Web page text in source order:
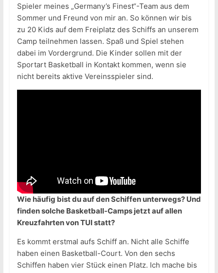
Spieler meines „Germany’s Finest“-Team aus dem
Sommer und Freund von mir an. So können wir bis
zu 20 Kids auf dem Freiplatz des Schiffs an unserem
Camp teilnehmen lassen. Spaß und Spiel stehen
dabei im Vordergrund. Die Kinder sollen mit der
Sportart Basketball in Kontakt kommen, wenn sie
nicht bereits aktive Vereinsspieler sind.
Wie häufig bist du auf den Schiffen unterwegs? Und
finden solche Basketball-Camps jetzt auf allen
Kreuzfahrten von TUI statt?
Es kommt erstmal aufs Schiff an. Nicht alle Schiffe
haben einen Basketball-Court. Von den sechs
Schiffen haben vier Stück einen Platz. Ich mache bis